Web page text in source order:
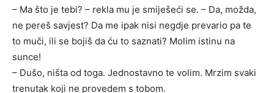
– Ma što je tebi? – rekla mu je smiješeći se. – Da, možda,
ne pereš savjest? Da me ipak nisi negdje prevario pa te
to muči, ili se bojiš da ću to saznati? Molim istinu na
sunce!
– Dušo, ništa od toga. Jednostavno te volim. Mrzim svaki
trenutak koji ne provedem s tobom.